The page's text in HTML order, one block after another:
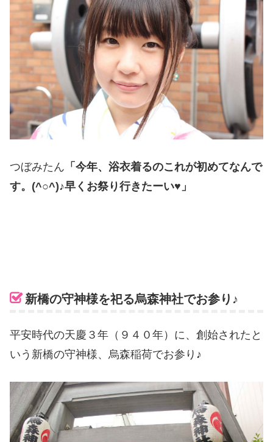
つぼみたん 「今年、浴衣着るのこれが初めてなんで
す。(^○^)♪早くお祭り行きたーい♥」
新橋の守神様を祀る烏森神社でお参り♪
平安時代の天慶３年（９４０年）に、創始されたと
いう新橋の守神様、烏森稲荷でお参り♪